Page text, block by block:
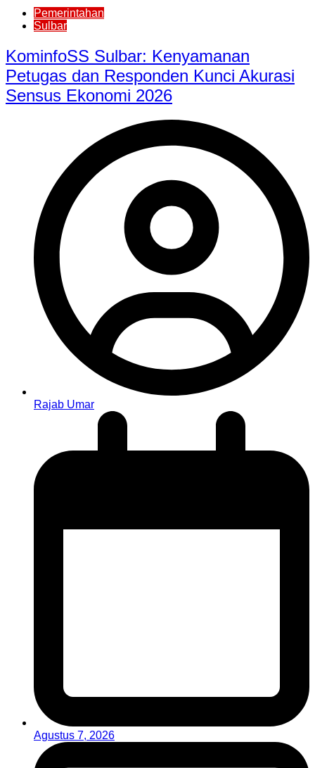
Pemerintahan
Sulbar
KominfoSS Sulbar: Kenyamanan
Petugas dan Responden Kunci Akurasi
Sensus Ekonomi 2026
Rajab Umar
Agustus 7, 2026